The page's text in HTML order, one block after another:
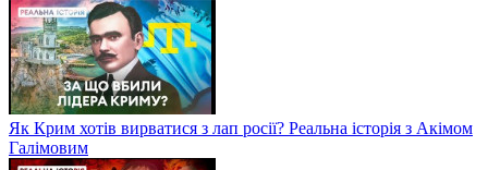
Як Крим хотів вирватися з лап росії? Реальна історія з Акімом
Галімовим